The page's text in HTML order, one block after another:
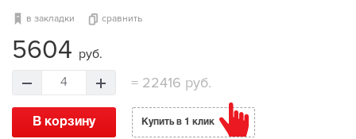
в закладки сравнить
5604 руб.
4 = 22416 руб.
В корзину Купить в 1 клик